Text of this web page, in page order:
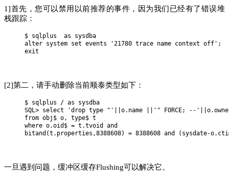
1]首先，您可以禁用以前推荐的事件，因为我们已经有了错误堆
栈跟踪：
$ sqlplus  as sysdba
alter system set events '21780 trace name context off';
exit
[2]第二，请手动删除当前顺泰类型如下：
$ sqlplus / as sysdba
SQL> select 'drop type "'||o.name ||'" FORCE; --
from obj$ o, type$ t
where o.oid$ = t.tvoid and
bitand(t.properties,8388608) = 8388608 and (sysdate-
一旦遇到问题，缓冲区缓存Flushing可以解决它。